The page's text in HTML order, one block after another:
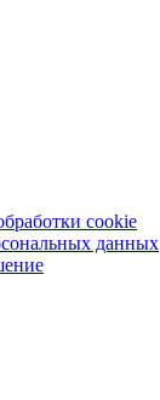
cookie
данных